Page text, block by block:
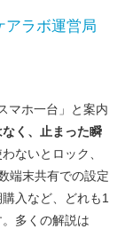
アラボ運営局
マホ一台」と案内
く、止まった瞬
ないとロック、
端末共有での設定
入など、どれも1
多くの解説は